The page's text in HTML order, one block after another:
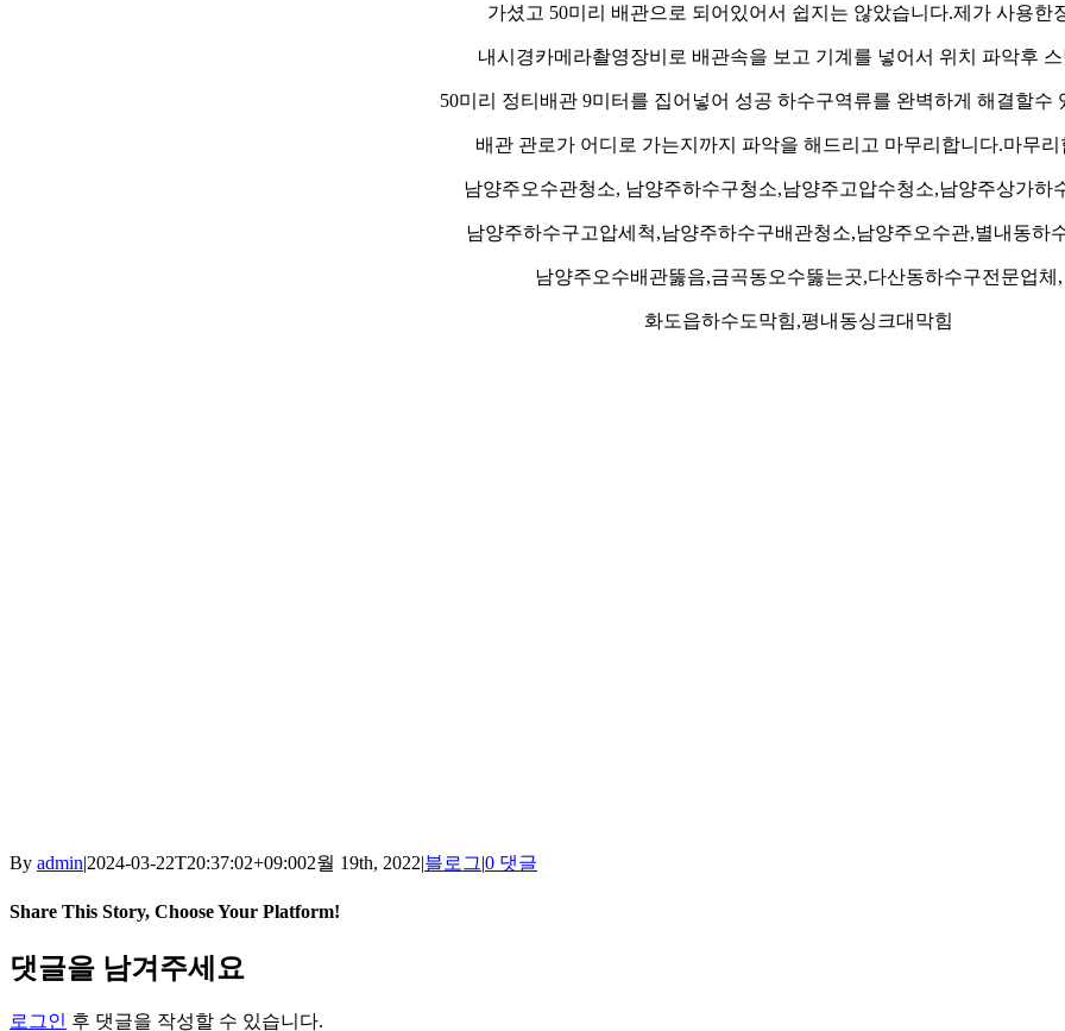
가셨고 50미리 배관으로 되어있어서 쉽지는 않았습니다.제가 사용한
내시경카메라촬영장비로 배관속을 보고 기계를 넣어서 위치 파악후
50미리 정티배관 9미터를 집어넣어 성공 하수구역류를 완벽하게 해결할수
배관 관로가 어디로 가는지까지 파악을 해드리고 마무리합니다.마무리
남양주오수관청소, 남양주하수구청소,남양주고압수청소,남양주상가하
남양주하수구고압세척,남양주하수구배관청소,남양주오수관,별내동하
남양주오수배관뚫음,금곡동오수뚫는곳,다산동하수구전문업체,
화도읍하수도막힘,평내동싱크대막힘
By admin|2024-03-22T20:37:02+09:002월 19th, 2022|블로그|0 댓글
Share This Story, Choose Your Platform!
Facebook
X
Reddit
LinkedIn
Tumblr
Pinterest
Vk
이
메
댓글을 남겨주세요
로그인 후 댓글을 작성할 수 있습니다.